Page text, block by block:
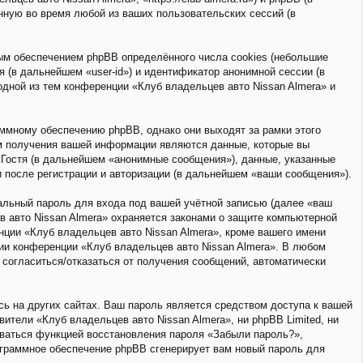
во время любой из ваших пользовательских сессий (в
обеспечением phpBB определённого числа cookies (небольшие
дальнейшем «user-id») и идентификатор анонимной сессии (в
из тем конференции «Клуб владельцев авто Nissan Almera» и
обеспечению phpBB, однако они выходят за рамки этого
получения вашей информации являются данные, которые вы
(в дальнейшем «анонимные сообщения»), данные, указанные
регистрации и авторизации (в дальнейшем «ваши сообщения»).
пароль для входа под вашей учётной записью (далее «ваш
Nissan Almera» охраняется законами о защите компьютерной
«Клуб владельцев авто Nissan Almera», кроме вашего имени
конференции «Клуб владельцев авто Nissan Almera». В любом
отказаться от получения сообщений, автоматически
на других сайтах. Ваш пароль является средством доступа к вашей
«Клуб владельцев авто Nissan Almera», ни phpBB Limited, ни
функцией восстановления пароля «Забыли пароль?»,
обеспечение phpBB сгенерирует вам новый пароль для